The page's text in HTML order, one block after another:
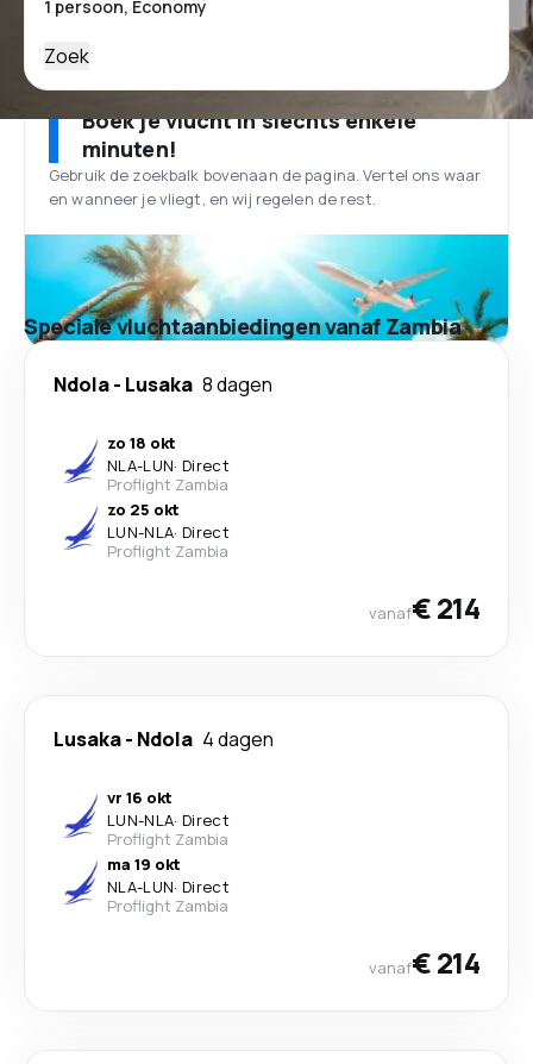
Zoek
Boek je vlucht in slechts enkele
minuten!
Gebruik de zoekbalk bovenaan de pagina. Vertel ons waar
en wanneer je vliegt, en wij regelen de rest.
Speciale vluchtaanbiedingen vanaf Zambia
Ndola- Lusaka 8 dagen
zo 18 okt
NLA-LUN· Direct
Proflight Zambia
zo 25 okt
LUN-NLA· Direct
Proflight Zambia
vanaf€ 214
Lusaka- Ndola 4 dagen
vr 16 okt
LUN-NLA· Direct
Proflight Zambia
ma 19 okt
NLA-LUN· Direct
Proflight Zambia
vanaf€ 214